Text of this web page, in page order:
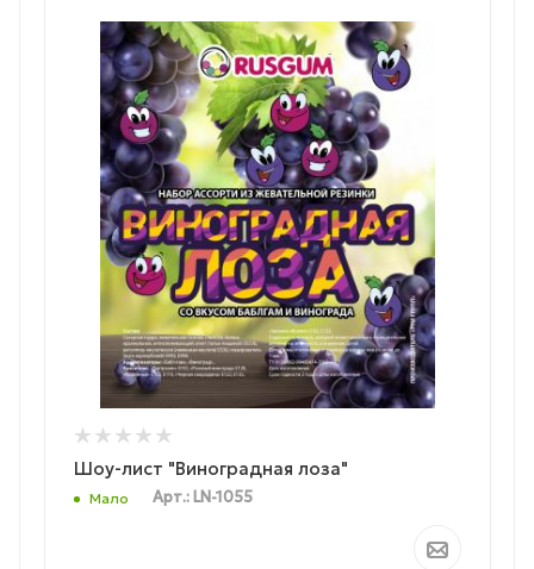
Шоу-лист "Виноградная лоза"
Мало Арт.: LN-1055